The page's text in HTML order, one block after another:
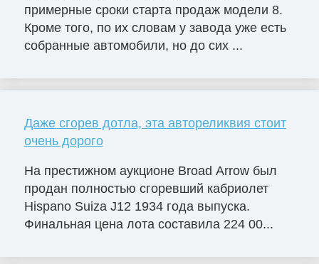
примерные сроки старта продаж модели 8.
Кроме того, по их словам у завода уже есть
собранные автомобили, но до сих ...
Даже сгорев дотла, эта автореликвия стоит
очень дорого
На престижном аукционе Broad Arrow был
продан полностью сгоревший кабриолет
Hispano Suiza J12 1934 года выпуска.
Финальная цена лота составила 224 00...